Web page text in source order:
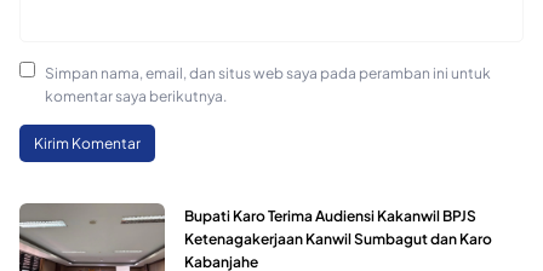
Simpan nama, email, dan situs web saya pada peramban ini untuk
komentar saya berikutnya.
Bupati Karo Terima Audiensi Kakanwil BPJS
Ketenagakerjaan Kanwil Sumbagut dan Karo
Kabanjahe